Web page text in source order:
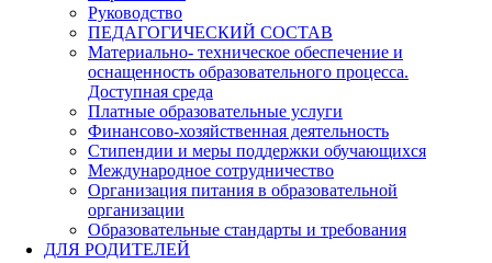
Руководство
ПЕДАГОГИЧЕСКИЙ СОСТАВ
Материально- техническое обеспечение и
оснащенность образовательного процесса.
Доступная среда
Платные образовательные услуги
Финансово-хозяйственная деятельность
Стипендии и меры поддержки обучающихся
Международное сотрудничество
Организация питания в образовательной
организации
Образовательные стандарты и требования
ДЛЯ РОДИТЕЛЕЙ